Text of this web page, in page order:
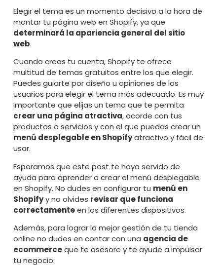
Elegir el tema es un momento decisivo a la hora de
montar tu página web en Shopify, ya que
determinará la apariencia general del sitio
web.
Cuando creas tu cuenta, Shopify te ofrece
multitud de temas gratuitos entre los que elegir.
Puedes guiarte por diseño u opiniones de los
usuarios para elegir el tema más adecuado. Es muy
importante que elijas un tema que te permita
crear una página atractiva, acorde con tus
productos o servicios y con el que puedas crear un
menú desplegable en Shopifyatractivo y fácil de
usar.
Esperamos que este post te haya servido de
ayuda para aprender a crear el menú desplegable
en Shopify. No dudes en configurar tu menú en
Shopifyy no olvides revisar que funciona
correctamenteen los diferentes dispositivos.
Además, para lograr la mejor gestión de tu tienda
online no dudes en contar con una agencia de
ecommerceque te asesore y te ayude a impulsar
tu negocio.